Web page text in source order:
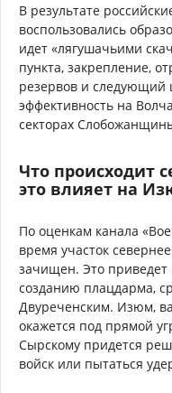
В результате
воспользовались
идет «лягушачьими
пункта, закрепление,
резервов и следующий
эффективность на
секторах
Что происходит
это влияет на
По оценкам канала
время участок
зачищен. Это
созданию плацдарма,
Двуреченским. Изюм,
окажется под прямой
Сырскому придется
войск или пытаться